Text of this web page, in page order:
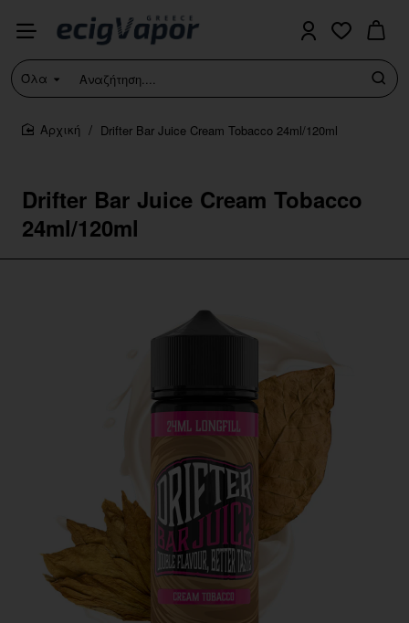
Όλα
Αναζήτηση....
Drifter Bar Juice Cream Tobacco
24ml/120ml
home
Drifter Bar Juice Cream Tobacco 24ml/120ml